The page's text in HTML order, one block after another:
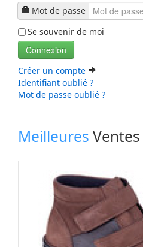
Talons
Prothèse et Accessoires
Liste Produits
Nos Services
Espace Revendeur
Boutique en Ligne
Contactez Nous
Mot de passe
Se souvenir de moi
Connexion
Créer un compte
Identifiant oublié ?
Mot de passe oublié ?
Meilleures Ventes